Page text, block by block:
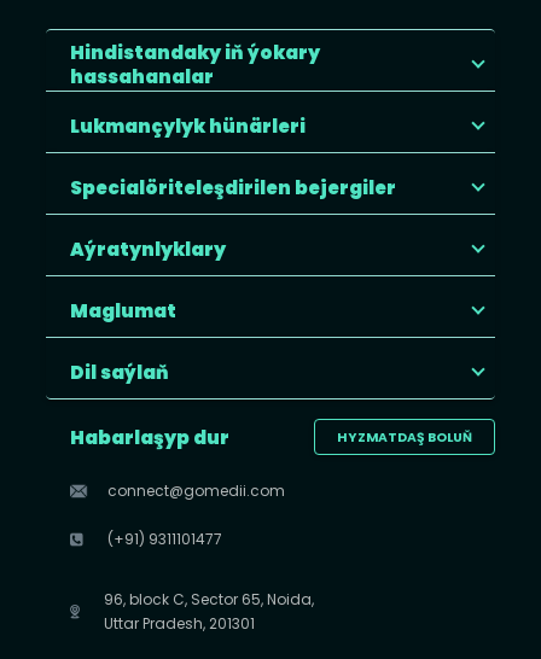
Hindistandaky iň ýokary
hassahanalar
Lukmançylyk hünärleri
Specialöriteleşdirilen bejergiler
Aýratynlyklary
Maglumat
Dil saýlaň
HYZMATDAŞ BOLUŇ
Habarlaşyp dur
connect@gomedii.com
(+91) 9311101477
96, block C, Sector 65, Noida,
Uttar Pradesh, 201301